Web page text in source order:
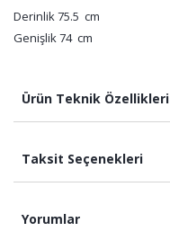
Derinlik 75.5 cm
Genişlik 74 cm
Ürün Teknik Özellikleri
Taksit Seçenekleri
Yorumlar